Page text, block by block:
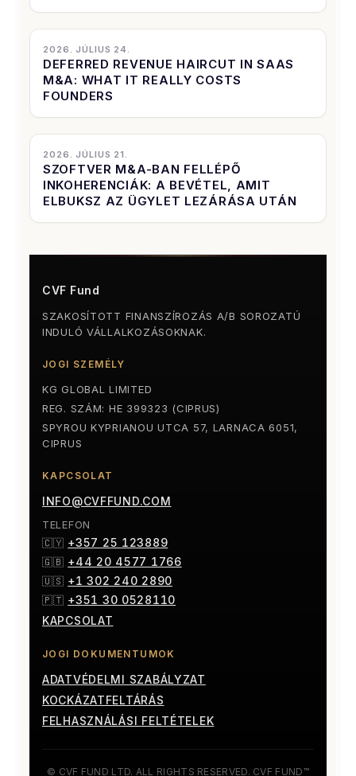
2026. JÚLIUS 24.
DEFERRED REVENUE HAIRCUT IN SAAS
M&A: WHAT IT REALLY COSTS
FOUNDERS
2026. JÚLIUS 21.
SZOFTVER M&A-BAN FELLÉPŐ
INKOHERENCIÁK: A BEVÉTEL, AMIT
ELBUKSZ AZ ÜGYLET LEZÁRÁSA UTÁN
CVF Fund
SZAKOSÍTOTT FINANSZÍROZÁS A/B SOROZATÚ
INDULÓ VÁLLALKOZÁSOKNAK.
JOGI SZEMÉLY
KG GLOBAL LIMITED
REG. SZÁM: HE 399323 (CIPRUS)
SPYROU KYPRIANOU UTCA 57, LARNACA 6051,
CIPRUS
KAPCSOLAT
INFO@CVFFUND.COM
TELEFON
🇨🇾 +357 25 123889
🇬🇧 +44 20 4577 1766
🇺🇸 +1 302 240 2890
🇵🇹 +351 30 0528110
KAPCSOLAT
JOGI DOKUMENTUMOK
ADATVÉDELMI SZABÁLYZAT
KOCKÁZATFELTÁRÁS
FELHASZNÁLÁSI FELTÉTELEK
© CVF FUND LTD. ALL RIGHTS RESERVED. CVF FUND™